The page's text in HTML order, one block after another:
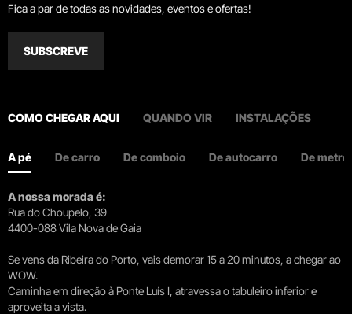
Fica a par de todas as novidades, eventos e ofertas!
SUBSCREVE
COMO CHEGAR AQUI QUANDO VIR INSTALAÇÕES
A pé De carro De comboio De autocarro De metro
A nossa morada é:
Rua do Choupelo, 39
4400-088 Vila Nova de Gaia
Se vens da Ribeira do Porto, vais demorar 15 a 20 minutos, a chegar ao
WOW.
Caminha em direção à Ponte Luís I, atravessa o tabuleiro inferior e
aproveita a vista.